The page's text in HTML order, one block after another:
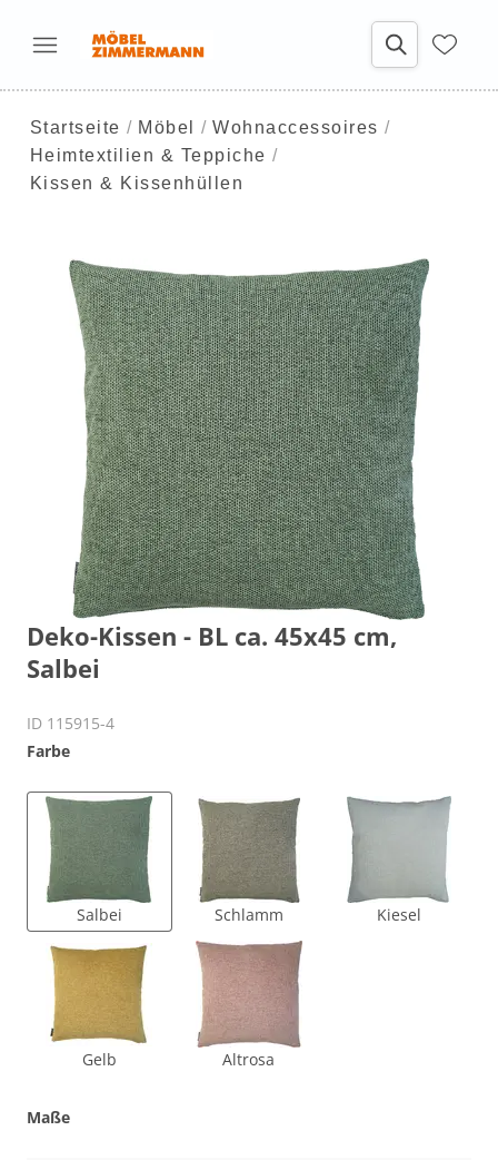
Startseite Möbel
Wohnaccessoires
Heimtextilien & Teppiche
Kissen & Kissenhüllen
Deko-Kissen - BL ca. 45x45 cm,
Salbei
ID 115915-4
Farbe
Salbei Schlamm Kiesel
Gelb Altrosa
Maße